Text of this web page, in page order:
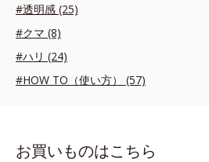
#透明感 (25)
#クマ (8)
#ハリ (24)
#HOW TO（使い方） (57)
お買いものはこちら